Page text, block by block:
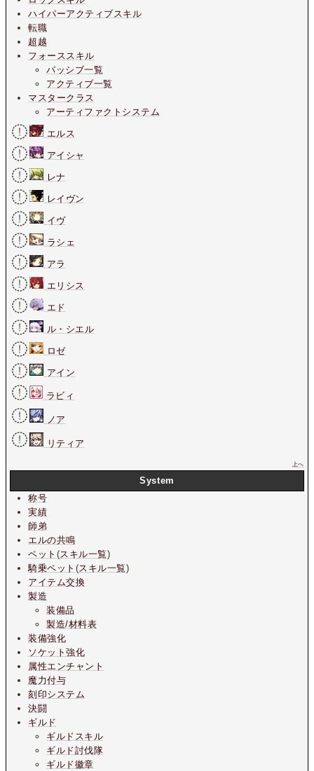
ハイパーアクティブスキル
転職
超越
フォーススキル
パッシブ一覧
アクティブ一覧
マスタークラス
アーティファクトシステム
エルス
アイシャ
レナ
レイヴン
イヴ
ラシェ
アラ
エリシス
エド
ル・シエル
ロゼ
アイン
ラビィ
ノア
リティア
上へ
System
称号
実績
師弟
エルの共鳴
ペット (スキル一覧)
騎乗ペット (スキル一覧)
アイテム交換
製造
装備品
製造/材料表
装備強化
ソケット強化
属性エンチャント
魔力付与
刻印システム
決闘
ギルド
ギルドスキル
ギルド討伐隊
ギルド徽章